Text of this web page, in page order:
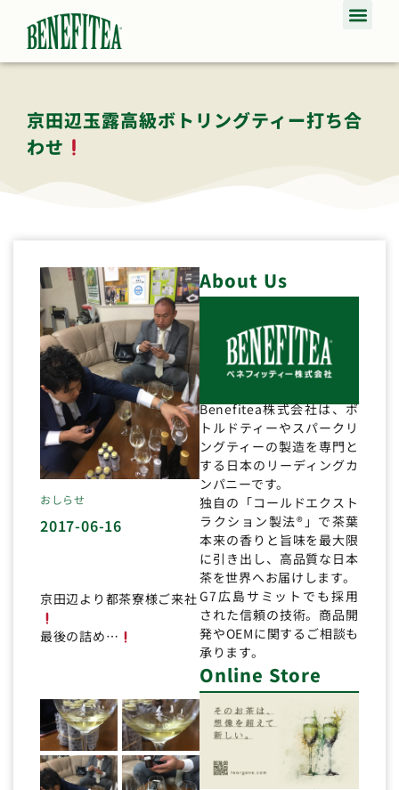
京田辺玉露高級ボトリングティー打ち合
わせ
おしらせ
2017-06-16
京田辺より都茶寮様ご来社
最後の詰め…
About Us
Benefitea株式会社は、ボ
トルドティーやスパークリ
ングティーの製造を専門と
する日本のリーディングカ
ンパニーです。
独自の「コールドエクスト
ラクション製法®」で茶葉
本来の香りと旨味を最大限
に引き出し、高品質な日本
茶を世界へお届けします。
G7広島サミットでも採用
された信頼の技術。商品開
発やOEMに関するご相談も
承ります。
Online Store